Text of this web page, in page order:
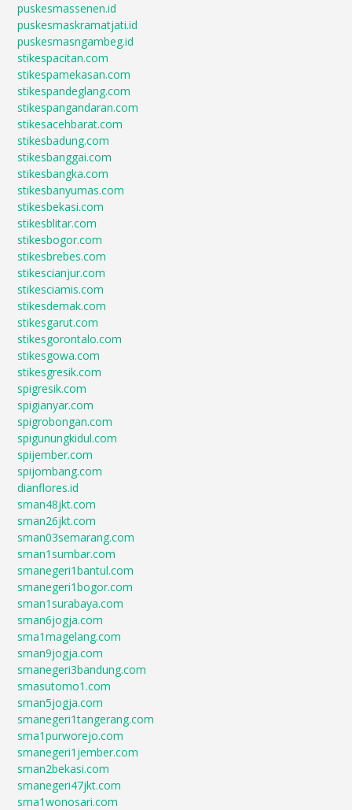
puskesmassenen.id
puskesmaskramatjati.id
puskesmasngambeg.id
stikespacitan.com
stikespamekasan.com
stikespandeglang.com
stikespangandaran.com
stikesacehbarat.com
stikesbadung.com
stikesbanggai.com
stikesbangka.com
stikesbanyumas.com
stikesbekasi.com
stikesblitar.com
stikesbogor.com
stikesbrebes.com
stikescianjur.com
stikesciamis.com
stikesdemak.com
stikesgarut.com
stikesgorontalo.com
stikesgowa.com
stikesgresik.com
spigresik.com
spigianyar.com
spigrobongan.com
spigunungkidul.com
spijember.com
spijombang.com
dianflores.id
sman48jkt.com
sman26jkt.com
sman03semarang.com
sman1sumbar.com
smanegeri1bantul.com
smanegeri1bogor.com
sman1surabaya.com
sman6jogja.com
sma1magelang.com
sman9jogja.com
smanegeri3bandung.com
smasutomo1.com
sman5jogja.com
smanegeri1tangerang.com
sma1purworejo.com
smanegeri1jember.com
sman2bekasi.com
smanegeri47jkt.com
sma1wonosari.com